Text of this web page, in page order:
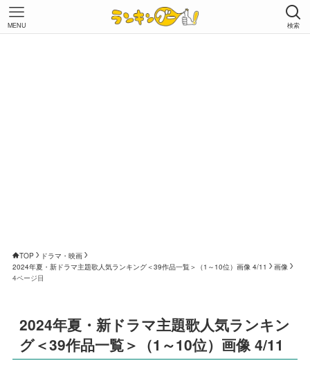
検索
MENU
TOP
ドラマ・映画
2024年夏・新ドラマ主題歌人気ランキング＜39作品一覧＞（1～10位）画像 4/11
画像
4ページ目
2024年夏・新ドラマ主題歌人気ランキン
グ＜39作品一覧＞（1～10位）画像 4/11